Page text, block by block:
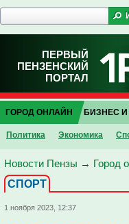
ПЕРВЫЙ
ПЕНЗЕНСКИЙ
ПОРТАЛ
ГОРОД ОНЛАЙН
Политика Экономика
БИЗНЕС
Новости Пензы → Город
СПОРТ
1 ноября 2023, 12:37